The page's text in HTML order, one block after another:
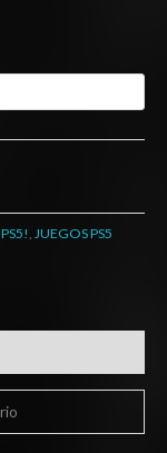
JUEGOS PS5